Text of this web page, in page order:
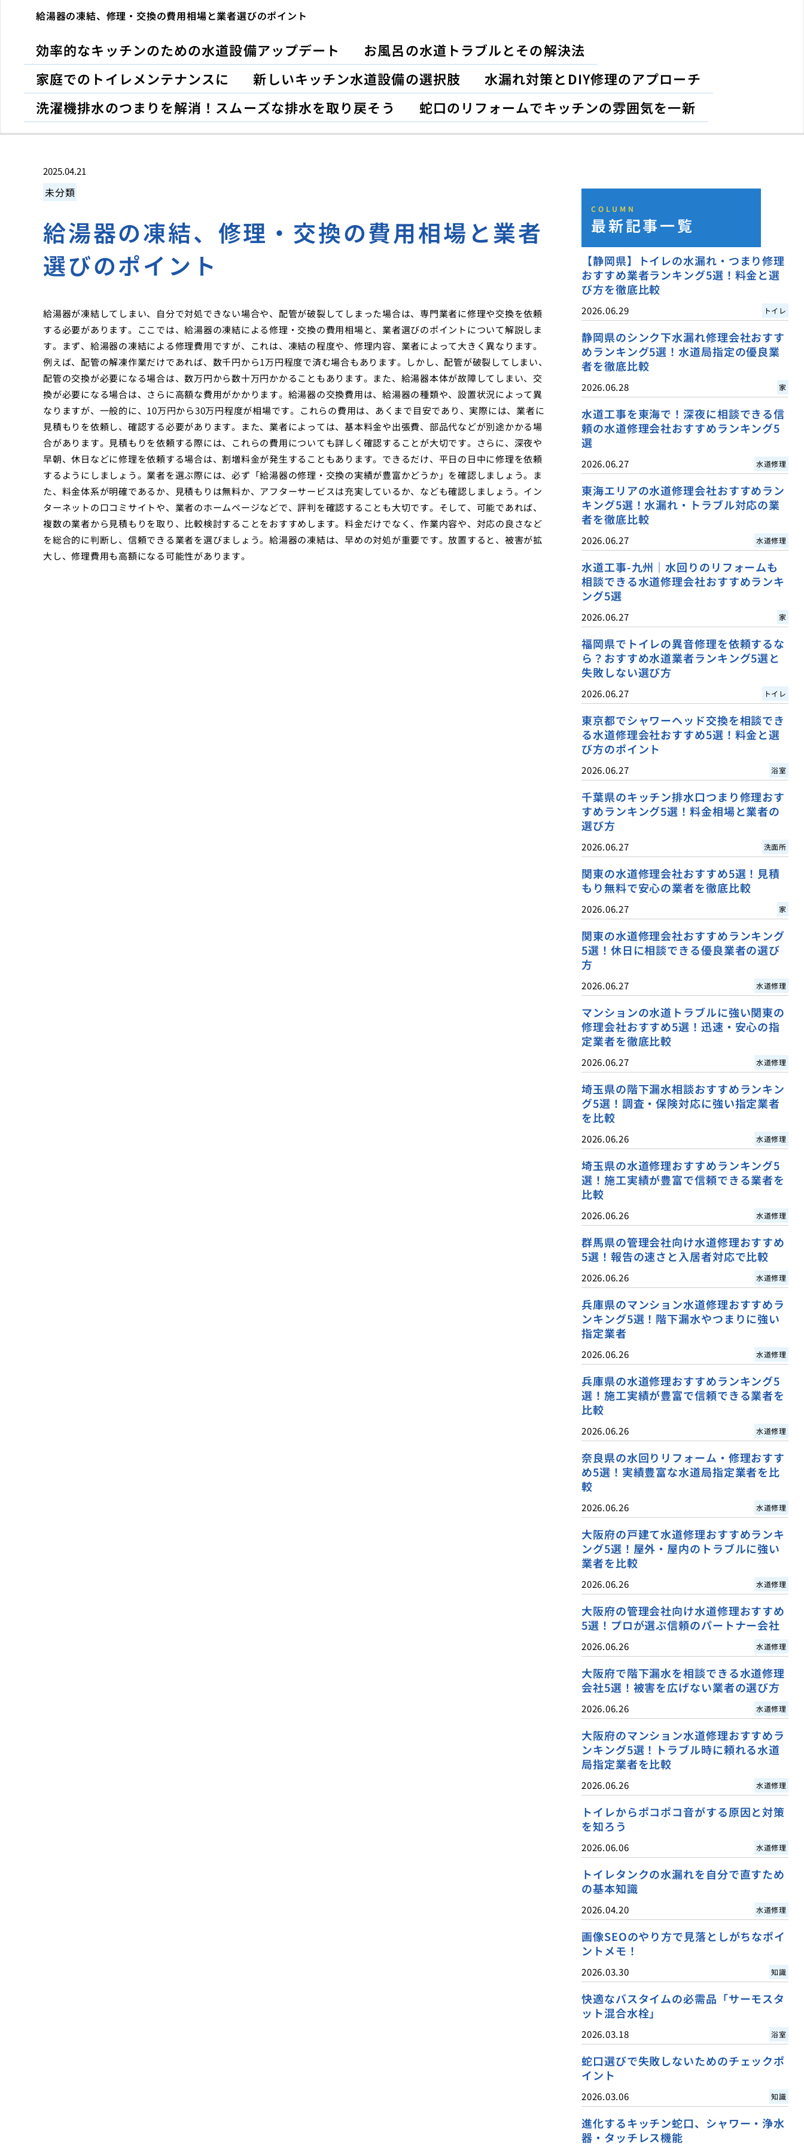
給湯器の凍結、修理・交換の費用相場と業者選びのポイント
効率的なキッチンのための水道設備アップデート
お風呂の水道トラブルとその解決法
家庭でのトイレメンテナンスに
新しいキッチン水道設備の選択肢
水漏れ対策とDIY修理のアプローチ
洗濯機排水のつまりを解消！スムーズな排水を取り戻そう
蛇口のリフォームでキッチンの雰囲気を一新
2025.04.21
未分類
給湯器の凍結、修理・交換の費用相場と業者
選びのポイント
給湯器が凍結してしまい、自分で対処できない場合や、配管が破裂してしまった場合は、専門業者に修理や交換を依頼
する必要があります。ここでは、給湯器の凍結による修理・交換の費用相場と、業者選びのポイントについて解説しま
す。まず、給湯器の凍結による修理費用ですが、これは、凍結の程度や、修理内容、業者によって大きく異なります。
例えば、配管の解凍作業だけであれば、数千円から1万円程度で済む場合もあります。しかし、配管が破裂してしまい、
配管の交換が必要になる場合は、数万円から数十万円かかることもあります。また、給湯器本体が故障してしまい、交
換が必要になる場合は、さらに高額な費用がかかります。給湯器の交換費用は、給湯器の種類や、設置状況によって異
なりますが、一般的に、10万円から30万円程度が相場です。これらの費用は、あくまで目安であり、実際には、業者に
見積もりを依頼し、確認する必要があります。また、業者によっては、基本料金や出張費、部品代などが別途かかる場
合があります。見積もりを依頼する際には、これらの費用についても詳しく確認することが大切です。さらに、深夜や
早朝、休日などに修理を依頼する場合は、割増料金が発生することもあります。できるだけ、平日の日中に修理を依頼
するようにしましょう。業者を選ぶ際には、必ず「給湯器の修理・交換の実績が豊富かどうか」を確認しましょう。ま
た、料金体系が明確であるか、見積もりは無料か、アフターサービスは充実しているか、なども確認しましょう。イン
ターネットの口コミサイトや、業者のホームページなどで、評判を確認することも大切です。そして、可能であれば、
複数の業者から見積もりを取り、比較検討することをおすすめします。料金だけでなく、作業内容や、対応の良さなど
を総合的に判断し、信頼できる業者を選びましょう。給湯器の凍結は、早めの対処が重要です。放置すると、被害が拡
大し、修理費用も高額になる可能性があります。
COLUMN
最新記事一覧
【静岡県】トイレの水漏れ・つまり修理
おすすめ業者ランキング5選！料金と選
び方を徹底比較
2026.06.29 トイレ
静岡県のシンク下水漏れ修理会社おすす
めランキング5選！水道局指定の優良業
者を徹底比較
2026.06.28 家
水道工事を東海で！深夜に相談できる信
頼の水道修理会社おすすめランキング5
選
2026.06.27 水道修理
東海エリアの水道修理会社おすすめラン
キング5選！水漏れ・トラブル対応の業
者を徹底比較
2026.06.27 水道修理
水道工事-九州｜水回りのリフォームも
相談できる水道修理会社おすすめランキ
ング5選
2026.06.27 家
福岡県でトイレの異音修理を依頼するな
ら？おすすめ水道業者ランキング5選と
失敗しない選び方
2026.06.27 トイレ
東京都でシャワーヘッド交換を相談でき
る水道修理会社おすすめ5選！料金と選
び方のポイント
2026.06.27 浴室
千葉県のキッチン排水口つまり修理おす
すめランキング5選！料金相場と業者の
選び方
2026.06.27 洗面所
関東の水道修理会社おすすめ5選！見積
もり無料で安心の業者を徹底比較
2026.06.27 家
関東の水道修理会社おすすめランキング
5選！休日に相談できる優良業者の選び
方
2026.06.27 水道修理
マンションの水道トラブルに強い関東の
修理会社おすすめ5選！迅速・安心の指
定業者を徹底比較
2026.06.27 水道修理
埼玉県の階下漏水相談おすすめランキン
グ5選！調査・保険対応に強い指定業者
を比較
2026.06.26 水道修理
埼玉県の水道修理おすすめランキング5
選！施工実績が豊富で信頼できる業者を
比較
2026.06.26 水道修理
群馬県の管理会社向け水道修理おすすめ
5選！報告の速さと入居者対応で比較
2026.06.26 水道修理
兵庫県のマンション水道修理おすすめラ
ンキング5選！階下漏水やつまりに強い
指定業者
2026.06.26 水道修理
兵庫県の水道修理おすすめランキング5
選！施工実績が豊富で信頼できる業者を
比較
2026.06.26 水道修理
奈良県の水回りリフォーム・修理おすす
め5選！実績豊富な水道局指定業者を比
較
2026.06.26 水道修理
大阪府の戸建て水道修理おすすめランキ
ング5選！屋外・屋内のトラブルに強い
業者を比較
2026.06.26 水道修理
大阪府の管理会社向け水道修理おすすめ
5選！プロが選ぶ信頼のパートナー会社
2026.06.26 水道修理
大阪府で階下漏水を相談できる水道修理
会社5選！被害を広げない業者の選び方
2026.06.26 水道修理
大阪府のマンション水道修理おすすめラ
ンキング5選！トラブル時に頼れる水道
局指定業者を比較
2026.06.26 水道修理
トイレからポコポコ音がする原因と対策
を知ろう
2026.06.06 水道修理
トイレタンクの水漏れを自分で直すため
の基本知識
2026.04.20 水道修理
画像SEOのやり方で見落としがちなポイ
ントメモ！
2026.03.30 知識
快適なバスタイムの必需品「サーモスタ
ット混合水栓」
2026.03.18 浴室
蛇口選びで失敗しないためのチェックポ
イント
2026.03.06 知識
進化するキッチン蛇口、シャワー・浄水
器・タッチレス機能